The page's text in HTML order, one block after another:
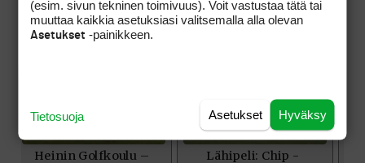
(esim. sivun tekninen toimivuus). Voit vastustaa tätä tai
muuttaa kaikkia asetuksiasi valitsemalla alla olevan
Asetukset -painikkeen.
Hyväksy
Asetukset
Tietosuoja